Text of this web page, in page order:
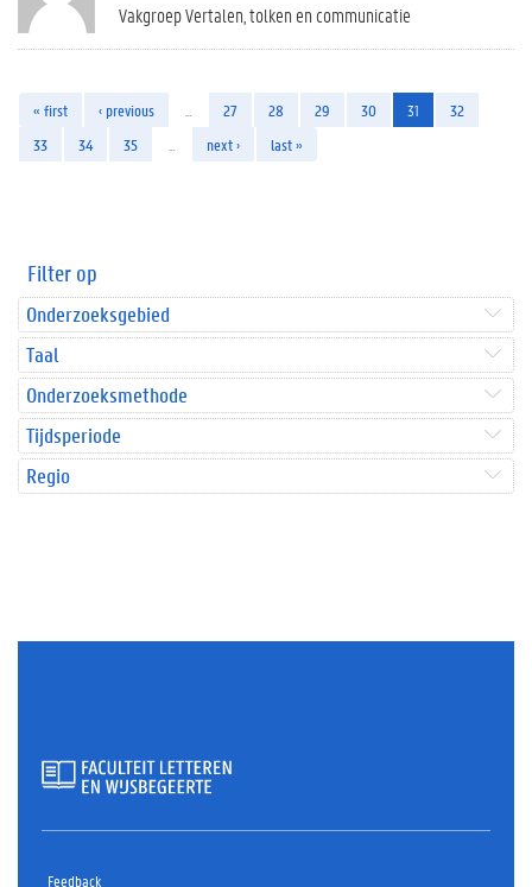
Vakgroep Vertalen, tolken en communicatie
« first ‹ previous 27 28 29 30 31
32
33
34 35 next › last »
Filter op
Onderzoeksgebied
Taal
Onderzoeksmethode
Tijdsperiode
Regio
Feedback